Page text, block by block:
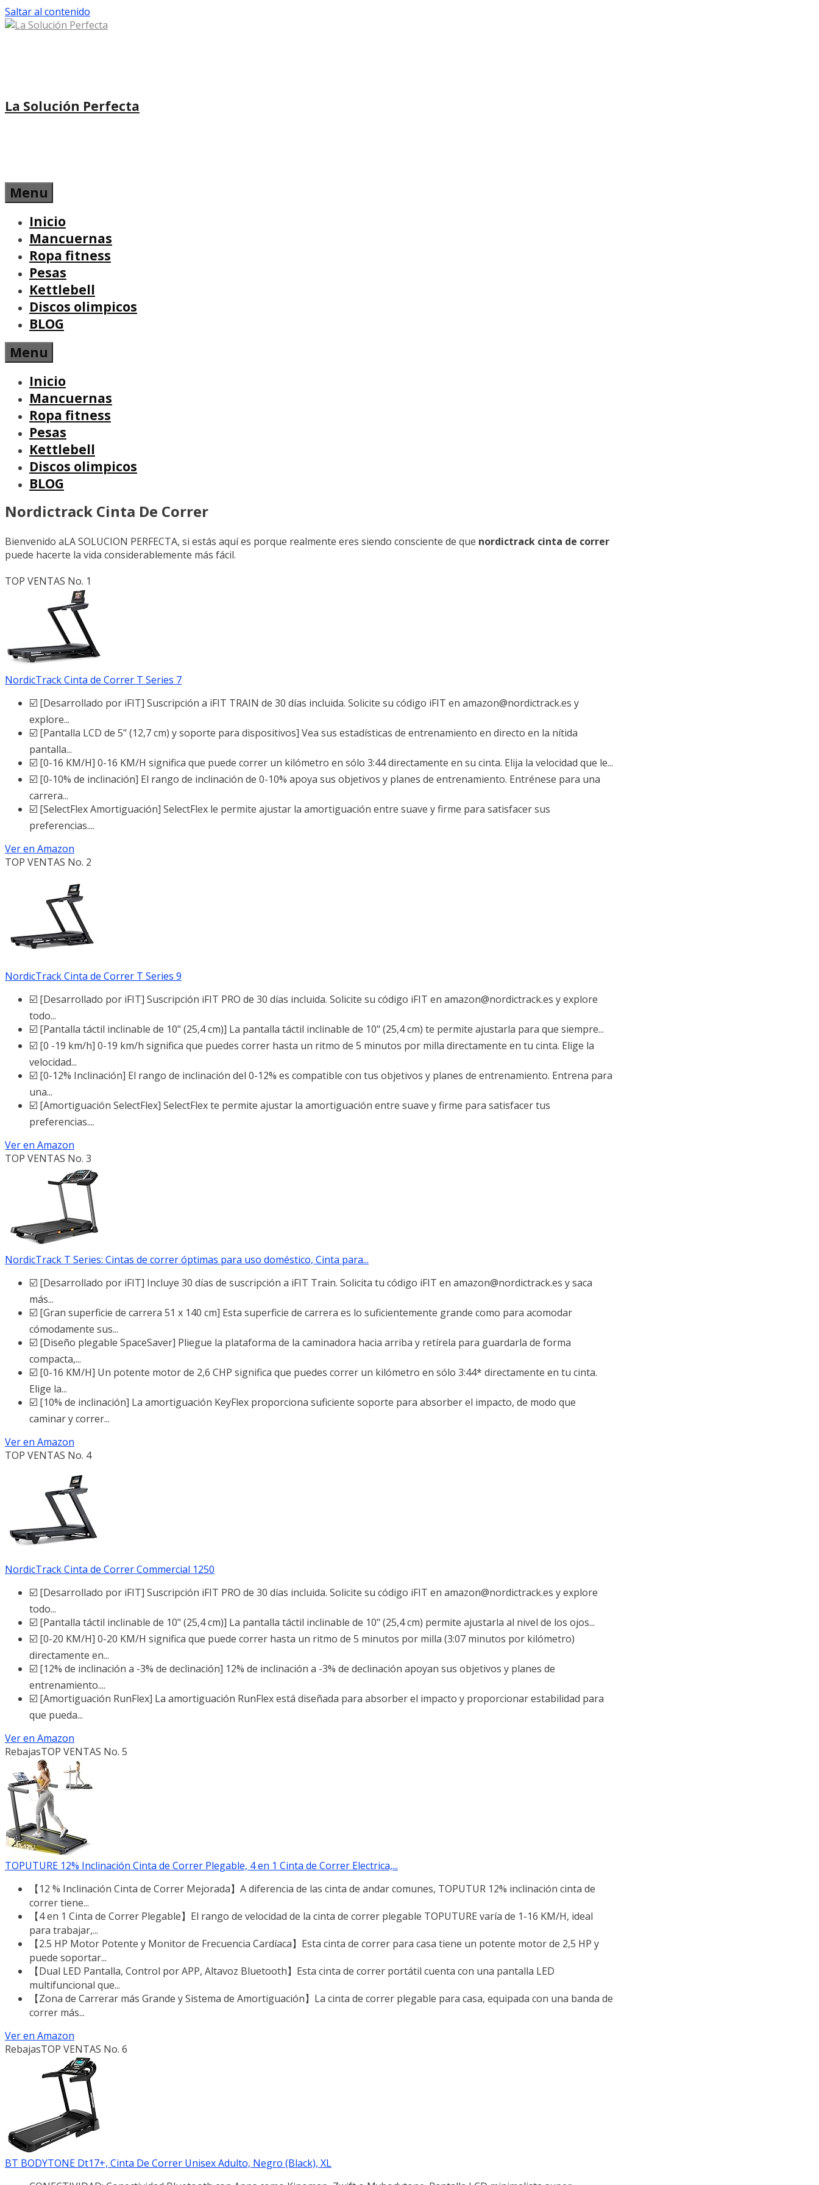
Saltar al contenido
La Solución Perfecta
Menu
Inicio
Mancuernas
Ropa fitness
Pesas
Kettlebell
Discos olimpicos
BLOG
Menu
Inicio
Mancuernas
Ropa fitness
Pesas
Kettlebell
Discos olimpicos
BLOG
Nordictrack Cinta De Correr
Bienvenido aLA SOLUCION PERFECTA, si estás aquí es porque realmente eres siendo consciente de que nordictrack cinta de correr
puede hacerte la vida considerablemente más fácil.
TOP VENTAS No. 1
NordicTrack Cinta de Correr T Series 7
☑️ [Desarrollado por iFIT] Suscripción a iFIT TRAIN de 30 días incluida. Solicite su código iFIT en amazon@nordictrack.es y
explore...
☑️ [Pantalla LCD de 5" (12,7 cm) y soporte para dispositivos] Vea sus estadísticas de entrenamiento en directo en la nítida
pantalla...
☑️ [0-16 KM/H] 0-16 KM/H significa que puede correr un kilómetro en sólo 3:44 directamente en su cinta. Elija la velocidad que le...
☑️ [0-10% de inclinación] El rango de inclinación de 0-10% apoya sus objetivos y planes de entrenamiento. Entrénese para una
carrera...
☑️ [SelectFlex Amortiguación] SelectFlex le permite ajustar la amortiguación entre suave y firme para satisfacer sus
preferencias....
Ver en Amazon
TOP VENTAS No. 2
NordicTrack Cinta de Correr T Series 9
☑️ [Desarrollado por iFIT] Suscripción iFIT PRO de 30 días incluida. Solicite su código iFIT en amazon@nordictrack.es y explore
todo...
☑️ [Pantalla táctil inclinable de 10" (25,4 cm)] La pantalla táctil inclinable de 10" (25,4 cm) te permite ajustarla para que siempre...
☑️ [0 -19 km/h] 0-19 km/h significa que puedes correr hasta un ritmo de 5 minutos por milla directamente en tu cinta. Elige la
velocidad...
☑️ [0-12% Inclinación] El rango de inclinación del 0-12% es compatible con tus objetivos y planes de entrenamiento. Entrena para
una...
☑️ [Amortiguación SelectFlex] SelectFlex te permite ajustar la amortiguación entre suave y firme para satisfacer tus
preferencias....
Ver en Amazon
TOP VENTAS No. 3
NordicTrack T Series: Cintas de correr óptimas para uso doméstico, Cinta para...
☑️ [Desarrollado por iFIT] Incluye 30 días de suscripción a iFIT Train. Solicita tu código iFIT en amazon@nordictrack.es y saca
más...
☑️ [Gran superficie de carrera 51 x 140 cm] Esta superficie de carrera es lo suficientemente grande como para acomodar
cómodamente sus...
☑️ [Diseño plegable SpaceSaver] Pliegue la plataforma de la caminadora hacia arriba y retírela para guardarla de forma
compacta,...
☑️ [0-16 KM/H] Un potente motor de 2,6 CHP significa que puedes correr un kilómetro en sólo 3:44* directamente en tu cinta.
Elige la...
☑️ [10% de inclinación] La amortiguación KeyFlex proporciona suficiente soporte para absorber el impacto, de modo que
caminar y correr...
Ver en Amazon
TOP VENTAS No. 4
NordicTrack Cinta de Correr Commercial 1250
☑️ [Desarrollado por iFIT] Suscripción iFIT PRO de 30 días incluida. Solicite su código iFIT en amazon@nordictrack.es y explore
todo...
☑️ [Pantalla táctil inclinable de 10" (25,4 cm)] La pantalla táctil inclinable de 10" (25,4 cm) permite ajustarla al nivel de los ojos...
☑️ [0-20 KM/H] 0-20 KM/H significa que puede correr hasta un ritmo de 5 minutos por milla (3:07 minutos por kilómetro)
directamente en...
☑️ [12% de inclinación a -3% de declinación] 12% de inclinación a -3% de declinación apoyan sus objetivos y planes de
entrenamiento....
☑️ [Amortiguación RunFlex] La amortiguación RunFlex está diseñada para absorber el impacto y proporcionar estabilidad para
que pueda...
Ver en Amazon
RebajasTOP VENTAS No. 5
TOPUTURE 12% Inclinación Cinta de Correr Plegable, 4 en 1 Cinta de Correr Electrica,...
【12 % Inclinación Cinta de Correr Mejorada】A diferencia de las cinta de andar comunes, TOPUTUR 12% inclinación cinta de
correr tiene...
【4 en 1 Cinta de Correr Plegable】El rango de velocidad de la cinta de correr plegable TOPUTURE varía de 1-16 KM/H, ideal
para trabajar,...
【2.5 HP Motor Potente y Monitor de Frecuencia Cardíaca】Esta cinta de correr para casa tiene un potente motor de 2,5 HP y
puede soportar...
【Dual LED Pantalla, Control por APP, Altavoz Bluetooth】Esta cinta de correr portátil cuenta con una pantalla LED
multifuncional que...
【Zona de Carrerar más Grande y Sistema de Amortiguación】La cinta de correr plegable para casa, equipada con una banda de
correr más...
Ver en Amazon
RebajasTOP VENTAS No. 6
BT BODYTONE Dt17+, Cinta De Correr Unisex Adulto, Negro (Black), XL